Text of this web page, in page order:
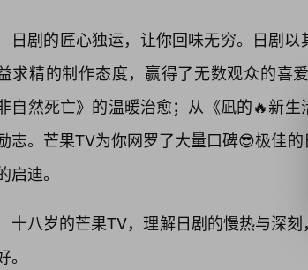
日剧的匠心独运，让你回味无穷。日剧
求精的制作态度，赢得了无数观众的喜
自然死亡》的温暖治愈；从《凪的🔥新
志。芒果TV为你网罗了大量口碑😎极佳
启迪。
十八岁的芒果TV，理解日剧的慢热与深
。